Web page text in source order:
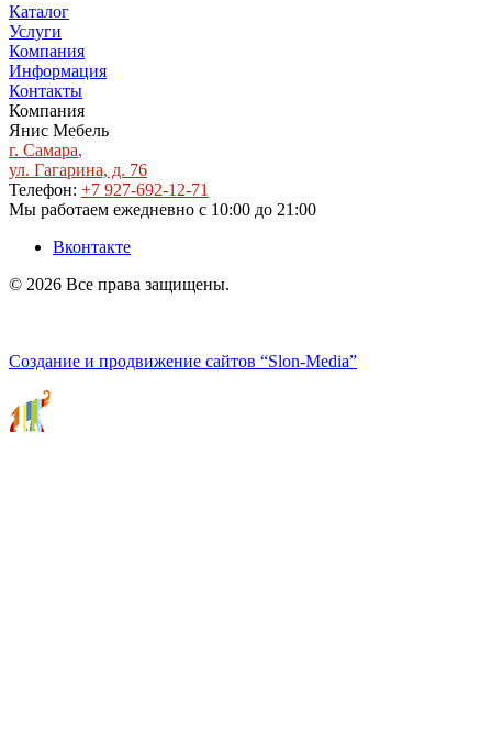
Каталог
Услуги
Компания
Информация
Контакты
Компания
Янис Мебель
г. Самара,
ул. Гагарина, д. 76
Телефон: +7 927-692-12-71
Мы работаем ежедневно с 10:00 до 21:00
Вконтакте
© 2026 Все права защищены.
Создание и продвижение сайтов “Slon-Media”